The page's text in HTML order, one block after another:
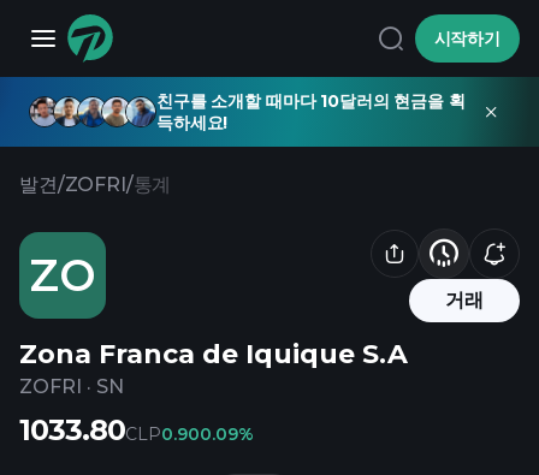
시작하기
친구를 소개할 때마다 10달러의 현금을 획
득하세요!
발견/ZOFRI/통계
ZO 거래
Zona Franca de Iquique S.A
ZOFRI · SN
1033.80CLP0.900.09%